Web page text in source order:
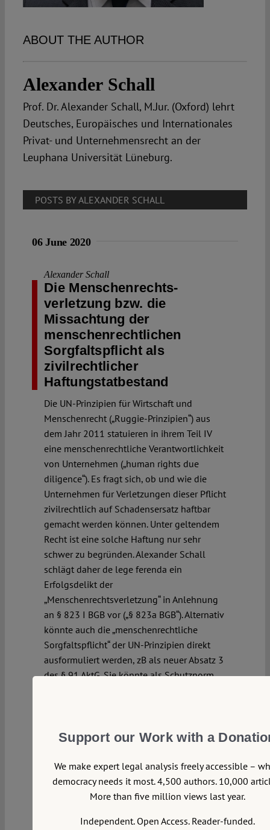
ABOUT THE AUTHOR
Alexander Schall
Prof. Dr. Alexander Schall, M.Jur. (Oxford) lehrt
Deutsches, Europäisches und Internationales
Privat- und Unternehmensrecht an der
Leuphana Universität Lüneburg.
POSTS BY ALEXANDER SCHALL
06 June 2020
Alexander Schall
Die Menschenrechts­
verletzung bzw. die
Missachtung der
menschenrechtlichen
Sorgfaltspflicht als
zivilrechtlicher
Haftungstatbestand
Die UN-Prinzipien für Wirtschaft und
Menschenrecht („Ruggie-Prinzipien“) aus
dem Jahr 2011 statuieren in ihrem Teil IV
eine menschenrechtliche Verantwortlichkeit
von Unternehmen („human rights due
diligence“). Es fragt sich, ob und wie die
Unternehmen für Verletzungen dieser Pflicht
zivilrechtlich auf Schadensersatz haftbar
gemacht werden können. Unter geltendem
Recht ist eine solche Haftung nur sehr
schwer zu begründen. Alexander Schall
schlägt daher de lege ferenda ein
Erfolgsdelikt der
„Menschenrechtsverletzung“ in Anlehnung
an § 823 I BGB vor („§ 823a BGB“). Alternativ
könnte auch die „menschenrechtliche
Sorgfaltspflicht“ der UN-Prinzipien direkt
ausformuliert werden, zB als neuer Absatz 3
des § 91 AktG. Sie könnte als Schutznorm
Continue reading >>
Support our Work with a
We make expert legal analysis freely accessible –
democracy needs it most. 4,500 authors. 10,000
More than five million views last year.
Independent. Open Access. Reader-funded.